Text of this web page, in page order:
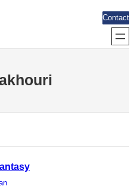
Contact